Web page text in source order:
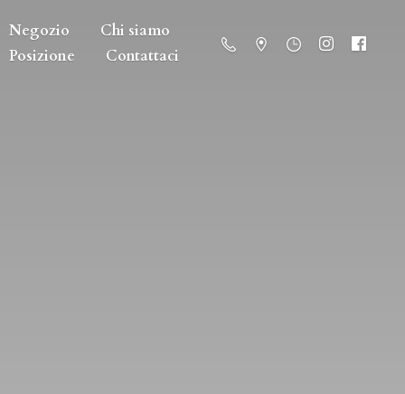
Negozio
Chi siamo
Posizione
Contattaci